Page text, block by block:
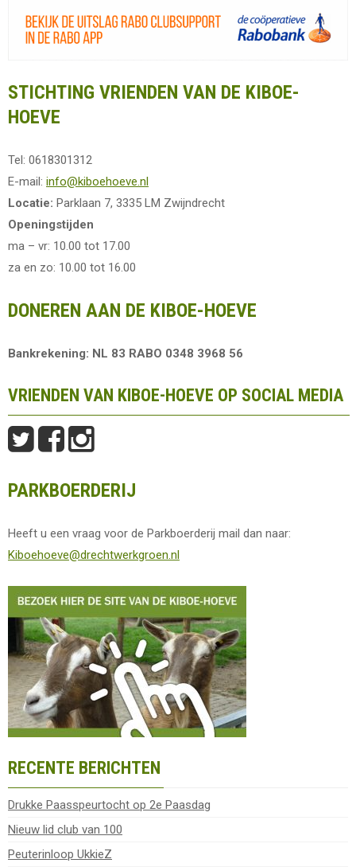
STICHTING VRIENDEN VAN DE KIBOE-
HOEVE
Tel: 0618301312
E-mail: info@kiboehoeve.nl
Locatie: Parklaan 7, 3335 LM Zwijndrecht
Openingstijden
ma – vr: 10.00 tot 17.00
za en zo: 10.00 tot 16.00
DONEREN AAN DE KIBOE-HOEVE
Bankrekening: NL 83 RABO 0348 3968 56
VRIENDEN VAN KIBOE-HOEVE OP SOCIAL MEDIA
PARKBOERDERIJ
Heeft u een vraag voor de Parkboerderij mail dan naar:
Kiboehoeve@drechtwerkgroen.nl
RECENTE BERICHTEN
Drukke Paasspeurtocht op 2e Paasdag
Nieuw lid club van 100
Peuterinloop UkkieZ